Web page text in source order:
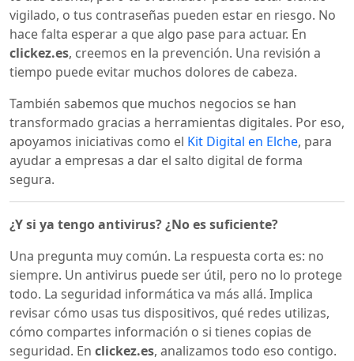
vigilado, o tus contraseñas pueden estar en riesgo. No
hace falta esperar a que algo pase para actuar. En
clickez.es, creemos en la prevención. Una revisión a
tiempo puede evitar muchos dolores de cabeza.
También sabemos que muchos negocios se han
transformado gracias a herramientas digitales. Por eso,
apoyamos iniciativas como el Kit Digital en Elche, para
ayudar a empresas a dar el salto digital de forma
segura.
¿Y si ya tengo antivirus? ¿No es suficiente?
Una pregunta muy común. La respuesta corta es: no
siempre. Un antivirus puede ser útil, pero no lo protege
todo. La seguridad informática va más allá. Implica
revisar cómo usas tus dispositivos, qué redes utilizas,
cómo compartes información o si tienes copias de
seguridad. En clickez.es, analizamos todo eso contigo.